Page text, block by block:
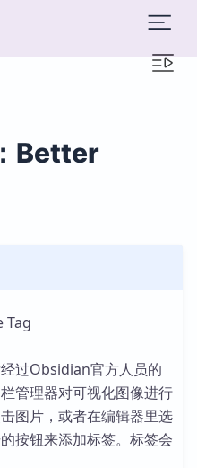
Better
Tag
过Obsidian官方人员的
管理器对可视化图像进行
图片，或者在编辑器里选
按钮来添加标签。标签会